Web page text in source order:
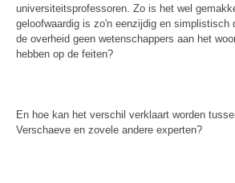
universiteitsprofessoren. Zo is het wel
geloofwaardig is zo'n eenzijdig en simplistisch
de overheid geen wetenschappers aan het
hebben op de feiten?
En hoe kan het verschil verklaart worden
Verschaeve en zovele andere experten?